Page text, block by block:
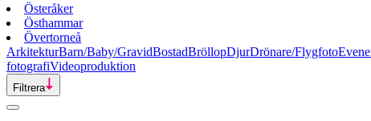
Österåker
Östhammar
Övertorneå
ArkitekturBarn/Baby/GravidBostadBröllopDjurDrönare/Flygfoto
fotografiVideoproduktion
Filtrera